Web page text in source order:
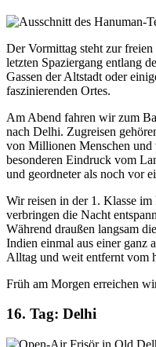
Der Vormittag steht zur
letzten Spaziergang entlang
Gassen der Altstadt oder
faszinierenden Ortes.
Am Abend fahren wir zum
nach Delhi. Zugreisen
von Millionen Menschen und
besonderen Eindruck vom
und geordneter als noch vor
Wir reisen in der 1. Klasse
verbringen die Nacht
Während draußen langsam
Indien einmal aus einer ganz
Alltag und weit entfernt vom
Früh am Morgen erreichen
16. Tag: Delhi